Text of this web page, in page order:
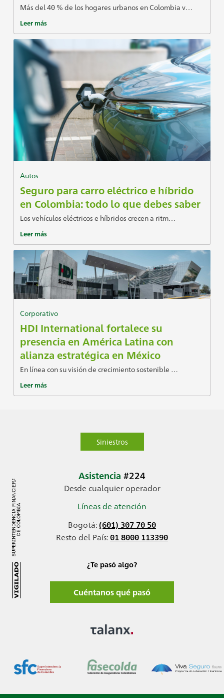
Más del 40 % de los hogares urbanos en Colombia v…
Leer más
Autos
Seguro para carro eléctrico e híbrido
en Colombia: todo lo que debes saber
Los vehículos eléctricos e híbridos crecen a ritm…
Leer más
Corporativo
HDI International fortalece su
presencia en América Latina con
alianza estratégica en México
En línea con su visión de crecimiento sostenible …
Leer más
Siniestros
Asistencia #224
Desde cualquier operador
Líneas de atención
Bogotá:(601) 307 70 50
Resto del País:01 8000 113390
¿Te pasó algo?
Cuéntanos qué pasó